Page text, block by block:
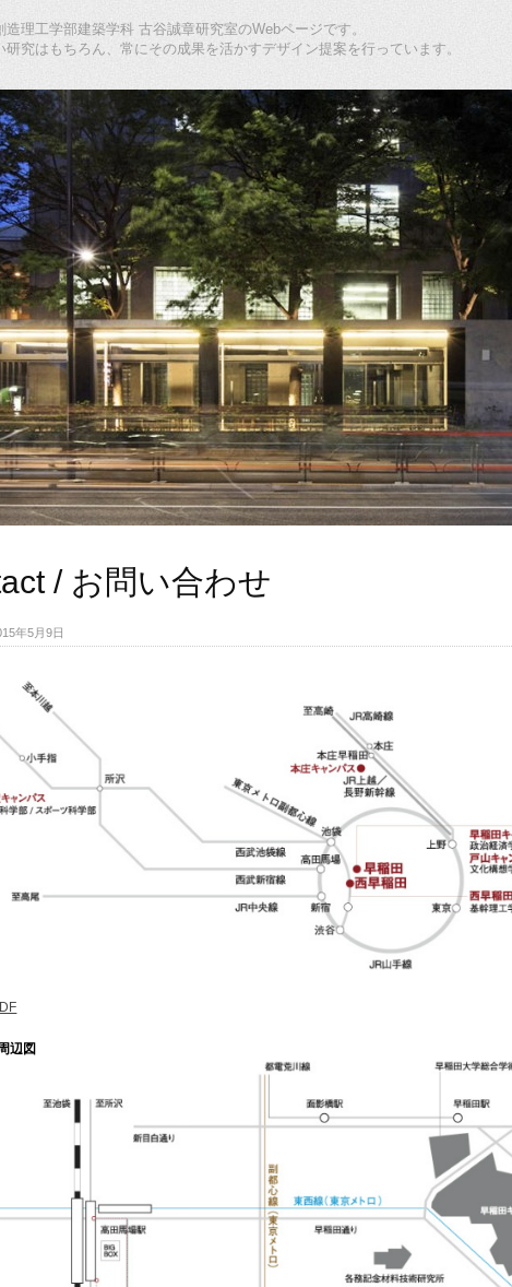
理工学部建築学科 古谷誠章研究室のWebページです。
究はもちろん、常にその成果を活かすデザイン提案を行っています。
/ お問い合わせ
年5月9日
辺図